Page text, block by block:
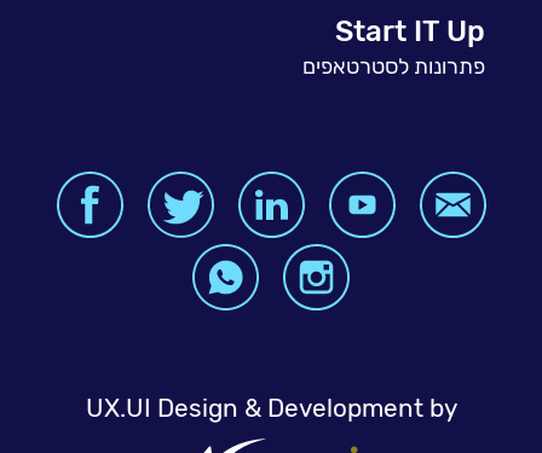
Start IT Up
פתרונות לסטרטאפים
UX.UI Design & Development by